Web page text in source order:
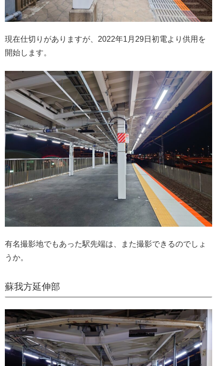
現在仕切りがありますが、2022年1月29日初電より供用を
開始します。
有名撮影地でもあった駅先端は、また撮影できるのでしょ
うか。
蘇我方延伸部